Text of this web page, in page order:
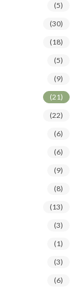
(5)
(30)
(18)
(5)
(9)
(21)
(22)
(6)
(6)
(9)
(8)
(13)
(3)
(1)
(3)
(6)